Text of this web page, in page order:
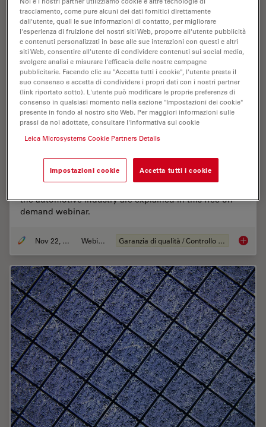
Alternative Fuels and Why Sustainable
The role of alternative fuel vehicles and why
the automotive industry are explained in this free on-
demand webinar.
Nov 22, 2022 Webinar: Garanzia di qualità / Controllo di qualità
tracciamento, come pure alcuni dei dati fornitici direttamente
dall'utente, quali le sue informazioni di contatto, per migliorare
l'esperienza di fruizione dei nostri siti Web, proporre all'utente pubblicità
e contenuti personalizzati in base alle sue interazioni con questi e altri
siti Web, consentire all'utente di condividere contenuti sui social media,
svolgere analisi e misurare l'efficacia delle nostre campagne
pubblicitarie. Facendo clic su "Accetta tutti i cookie", l'utente presta il
suo consenso e accetta di condividere i propri dati con i nostri partner
(link riportato sotto). L'utente può modificare le proprie preferenze di
consenso in qualsiasi momento nella sezione "Impostazioni dei cookie"
presente in fondo al nostro sito Web. Per maggiori informazioni sulle
prassi da noi adottate, consultare l'Informativa sui cookie
Leica Microsystems Cookie Partners Details
Impostazioni cookie Accetta tutti i cookie